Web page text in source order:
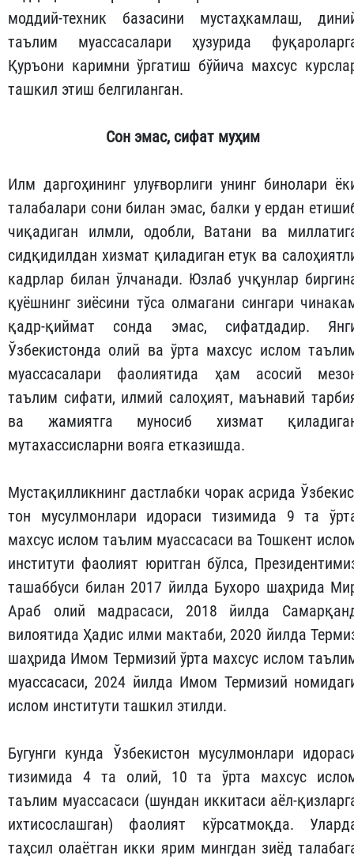
моддий-техник базасини мустаҳкамлаш,
таълим муассасалари ҳузурида
Қуръони каримни ўргатиш бўйича махсус
ташкил этиш белгиланган.
Сон эмас, сифат муҳим
Илм даргоҳининг улуғворлиги унинг бинолари
талабалари сони билан эмас, балки у ердан
чиқадиган илмли, одобли, Ватани ва
сидқидилдан хизмат қиладиган етук ва
кадрлар билан ўлчанади. Юзлаб учқунлар
қуёшнинг зиёсини тўса олмагани сингари
қадр-қиймат сонда эмас, сифатдадир.
Ўзбекистонда олий ва ўрта махсус ислом
муассасалари фаолиятида ҳам асосий
таълим сифати, илмий салоҳият, маънавий
ва жамиятга муносиб хизмат
мутахассисларни вояга етказишда.
Мустақилликнинг дастлабки чорак асрида
тон мусулмонлари идораси тизимида 9 та
махсус ислом таълим муассасаси ва Тошкент
институти фаолият юритган бўлса,
ташаббуси билан 2017 йилда Бухоро шаҳрида
Араб олий мад­расаси, 2018 йилда
вилоятида Ҳадис илми мактаби, 2020 йилда
шаҳрида Имом Термизий ўрта махсус ислом
муассасаси, 2024 йилда Имом Термизий
ислом институти ташкил этилди.
Бугунги кунда Ўзбекистон мусулмонлари
тизимида 4 та олий, 10 та ўрта махсус
таълим муассасаси (шундан иккитаси аёл-
ихтисослашган) фаолият кўрсатмоқда.
таҳсил олаётган икки ярим мингдан зиёд